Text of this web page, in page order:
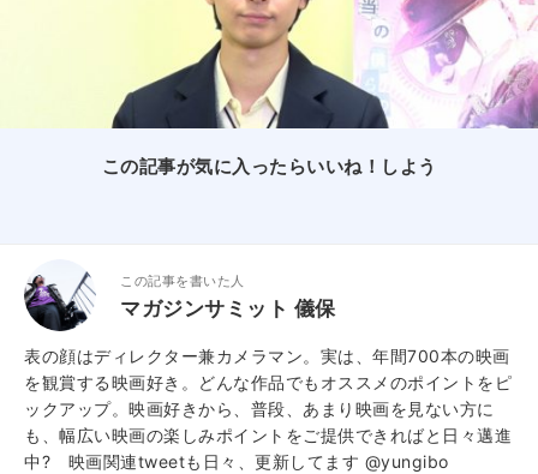
この記事が気に入ったらいいね！しよう
この記事を書いた人
マガジンサミット 儀保
表の顔はディレクター兼カメラマン。実は、年間700本の映画
を観賞する映画好き。どんな作品でもオススメのポイントをピ
ックアップ。映画好きから、普段、あまり映画を見ない方に
も、幅広い映画の楽しみポイントをご提供できればと日々邁進
中? 映画関連tweetも日々、更新してます @yungibo